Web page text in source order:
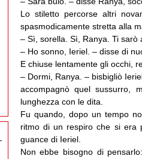
Lo stiletto percorse altri
spasmodicamente stretta alla
– Sì, sorella. Sì, Ranya. Ti sarò
– Ho sonno, Ieriel. – disse di
E chiuse lentamente gli occhi,
– Dormi, Ranya. – bisbigliò
accompagnò quel sussurro,
lunghezza con le dita.
Fu quando, dopo un tempo
ritmo di un respiro che si era
guance di Ieriel.
Non ebbe bisogno di